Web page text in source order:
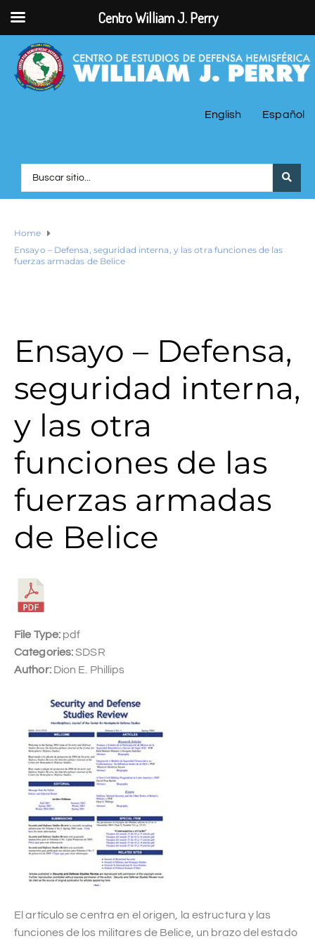
English Español
Home
Ensayo – Defensa, seguridad interna, y las otra funciones de las
fuerzas armadas de Belice
Ensayo – Defensa,
seguridad interna,
y las otra
funciones de las
fuerzas armadas
de Belice
El artículo se centra en el origen, la estructura y las
funciones de los militares de Belice, un brazo del estado
File Type: pdf
Categories:SDSR
Author: Dion E. Phillips
Centro William J. Perry